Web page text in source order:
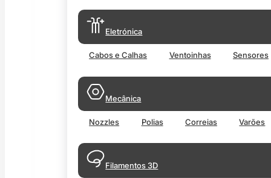
Eletrónica
Cabos e Calhas Ventoinhas Sensores
Mecânica
Nozzles Polias Correias Varões
Filamentos 3D